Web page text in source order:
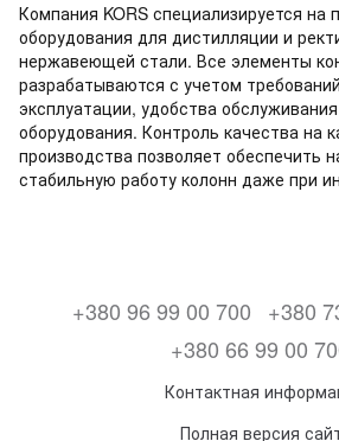
Компания KORS специализируется на
оборудования для дистилляции и
нержавеющей стали. Все элементы
разрабатываются с учетом
эксплуатации, удобства
оборудования. Контроль качества на
производства позволяет обеспечить
стабильную работу колонн даже при
+380 96 99 00 700
+380
+380 66 99 00
Контактная
Полная версия